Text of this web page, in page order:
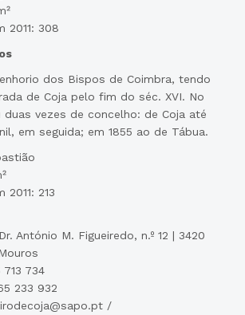
2011: 308
dos Bispos de Coimbra, tendo
de Coja pelo fim do séc. XVI. No
duas vezes de concelho: de Coja até
em seguida; em 1855 ao de Tábua.
2011: 213
António M. Figueiredo, n.º 12 | 3420
734
233 932
/